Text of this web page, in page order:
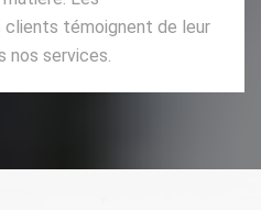
clients témoignent de leur
nos services.